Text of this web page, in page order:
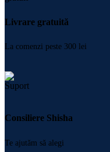
Livrare gratuită
La comenzi peste 300 lei
Consiliere Shisha
Te ajutăm să alegi